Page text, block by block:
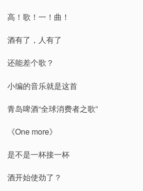
高！歌！一！曲！
酒有了，人有了
还能差个歌？
小编的音乐就是这首
青岛啤酒“全球消费者之歌”
《One more》
是不是一杯接一杯
酒开始使劲了？